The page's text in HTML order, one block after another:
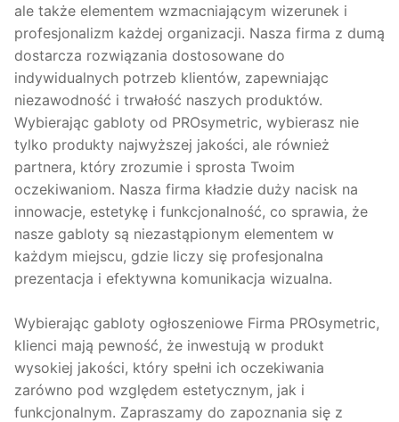
ale także elementem wzmacniającym wizerunek i
profesjonalizm każdej organizacji. Nasza firma z dumą
dostarcza rozwiązania dostosowane do
indywidualnych potrzeb klientów, zapewniając
niezawodność i trwałość naszych produktów.
Wybierając gabloty od PROsymetric, wybierasz nie
tylko produkty najwyższej jakości, ale również
partnera, który zrozumie i sprosta Twoim
oczekiwaniom. Nasza firma kładzie duży nacisk na
innowacje, estetykę i funkcjonalność, co sprawia, że
nasze gabloty są niezastąpionym elementem w
każdym miejscu, gdzie liczy się profesjonalna
prezentacja i efektywna komunikacja wizualna.
Wybierając gabloty ogłoszeniowe Firma PROsymetric,
klienci mają pewność, że inwestują w produkt
wysokiej jakości, który spełni ich oczekiwania
zarówno pod względem estetycznym, jak i
funkcjonalnym. Zapraszamy do zapoznania się z